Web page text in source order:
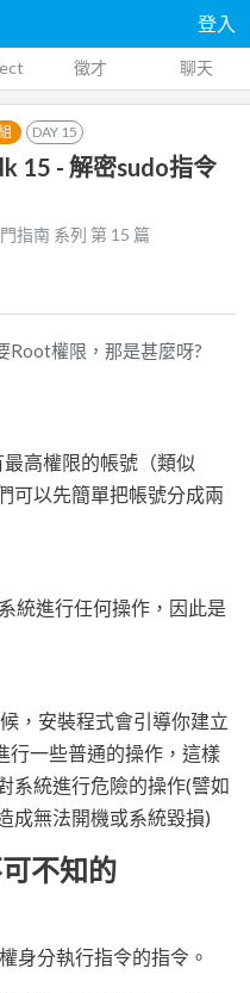
登入
徵才 聊天
DAY 15
15 - 解密sudo指令
指南 系列 第 15 篇
Root權限，那是甚麼呀?
高權限的帳號（類似
可以先簡單把帳號分成兩
統進行任何操作，因此是
，安裝程式會引導你建立
行一些普通的操作，這樣
系統進行危險的操作(譬如
成無法開機或系統毀損)
不知的
身分執行指令的指令。